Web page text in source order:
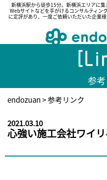
新横浜駅から徒歩15分。新横浜エリアに
Webサイトなどを手がけるコンサルティン
に定評があり、一度ご依頼いただいた企業
参
endozuan> 参考リンク
2021.03.10
心強い施工会社ワイ